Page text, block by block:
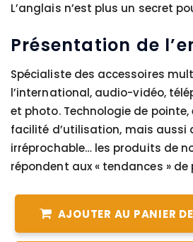
L’anglais n’est plus un secret
Présentation de
Spécialiste des accessoires
l’international, audio-vidéo,
et photo. Technologie de pointe,
facilité d’utilisation, mais aussi
irréprochable… les produits de
répondent aux « tendances » de
AJOUTER AU PANIER